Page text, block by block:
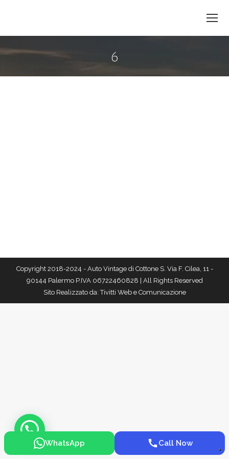
6
Copyright 2018-2024 - Auto Vintage di Cottone S. Via F. Cilea, 11 -
90144 Palermo P.IVA 06722460828 | All Rights Reserved
Sito Realizzato da:Tivitti Web e Comunicazione
WhatsApp Call Now